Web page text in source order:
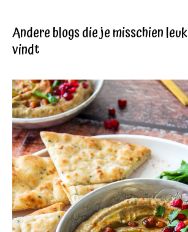
Andere blogs die je misschien leuk
vindt